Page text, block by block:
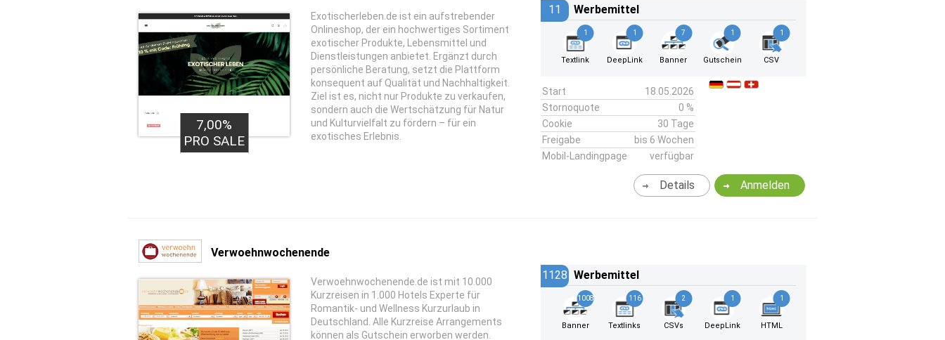
7,00%
PRO SALE
Exotischerleben.de ist ein aufstrebender
Onlineshop, der ein hochwertiges Sortiment
exotischer Produkte, Lebensmittel und
Dienstleistungen anbietet. Ergänzt durch
persönliche Beratung, setzt die Plattform
konsequent auf Qualität und Nachhaltigkeit.
Ziel ist es, nicht nur Produkte zu verkaufen,
sondern auch die Wertschätzung für Natur
und Kulturvielfalt zu fördern – für ein
exotisches Erlebnis.
11 Werbemittel
1
Textlink
1
DeepLink
7
Banner
1
Gutschein
1
CSV
Start
18.05.2026
Stornoquote
0 %
Cookie
30 Tage
Freigabe
bis 6 Wochen
Mobil-Landingpage
verfügbar
Anmelden
Details
Verwoehnwochenende
Verwoehnwochenende.de ist mit 10.000
Kurzreisen in 1.000 Hotels Experte für
Romantik- und Wellness Kurzurlaub in
Deutschland. Alle Kurzreise Arrangements
können als Gutschein erworben werden.
1128 Werbemittel
1008
Banner
116
Textlinks
2
CSVs
1
DeepLink
1
HTML